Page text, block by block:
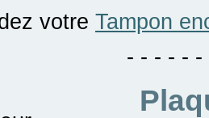
votre Tampon
- - - - -